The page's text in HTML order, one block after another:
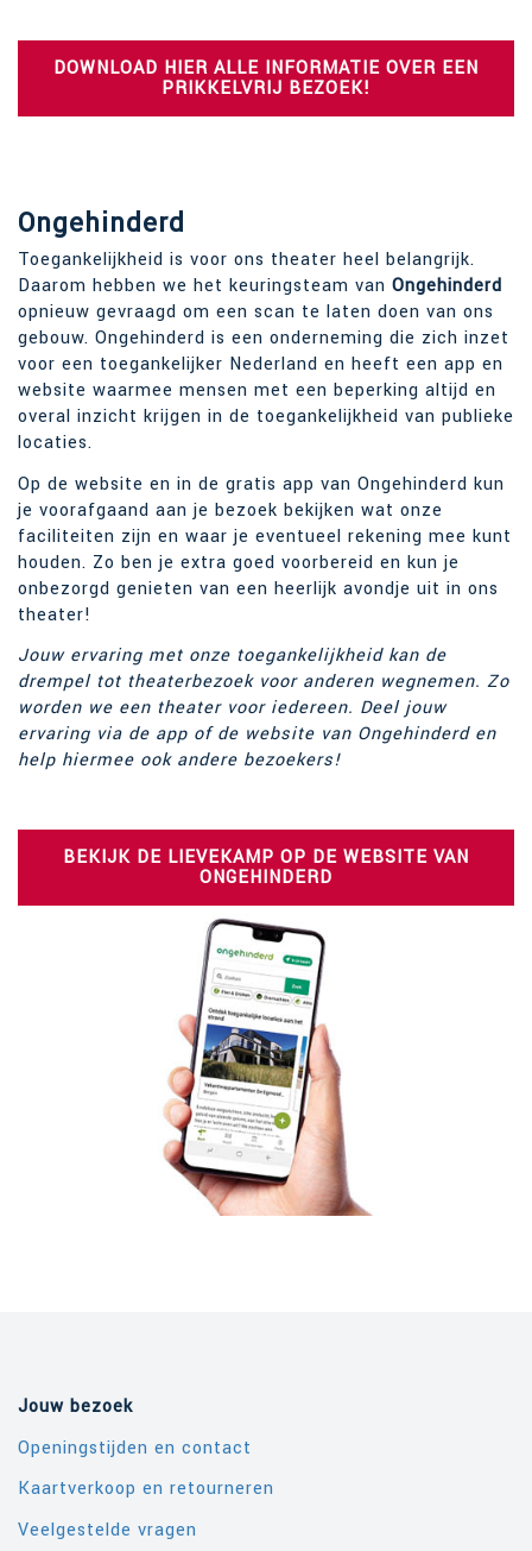
DOWNLOAD HIER ALLE INFORMATIE OVER EEN
PRIKKELVRIJ BEZOEK!
Ongehinderd
Toegankelijkheid is voor ons theater heel belangrijk.
Daarom hebben we het keuringsteam van Ongehinderd
opnieuw gevraagd om een scan te laten doen van ons
gebouw. Ongehinderd is een onderneming die zich inzet
voor een toegankelijker Nederland en heeft een app en
website waarmee mensen met een beperking altijd en
overal inzicht krijgen in de toegankelijkheid van publieke
locaties.
Op de website en in de gratis app van Ongehinderd kun
je voorafgaand aan je bezoek bekijken wat onze
faciliteiten zijn en waar je eventueel rekening mee kunt
houden. Zo ben je extra goed voorbereid en kun je
onbezorgd genieten van een heerlijk avondje uit in ons
theater!
Jouw ervaring met onze toegankelijkheid kan de
drempel tot theaterbezoek voor anderen wegnemen. Zo
worden we een theater voor iedereen. Deel jouw
ervaring via de app of de website van Ongehinderd en
help hiermee ook andere bezoekers!
BEKIJK DE LIEVEKAMP OP DE WEBSITE VAN
ONGEHINDERD
Jouw bezoek
Openingstijden en contact
Kaartverkoop en retourneren
Veelgestelde vragen